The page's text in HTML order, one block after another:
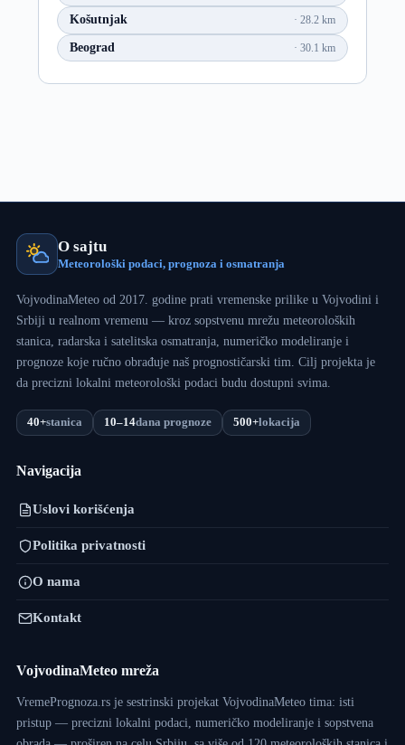
Košutnjak 28.2 km
Beograd 30.1 km
O sajtu
Meteorološki podaci, prognoza i osmatranja
VojvodinaMeteo od 2017. godine prati vremenske prilike u Vojvodini i
Srbiji u realnom vremenu — kroz sopstvenu mrežu meteoroloških
stanica, radarska i satelitska osmatranja, numeričko modeliranje i
prognoze koje ručno obrađuje naš prognostičarski tim. Cilj projekta je
da precizni lokalni meteorološki podaci budu dostupni svima.
40+stanica 10–14dana prognoze 500+lokacija
Navigacija
Uslovi korišćenja
Politika privatnosti
O nama
Kontakt
VojvodinaMeteo mreža
VremePrognoza.rs je sestrinski projekat VojvodinaMeteo tima: isti
pristup — precizni lokalni podaci, numeričko modeliranje i sopstvena